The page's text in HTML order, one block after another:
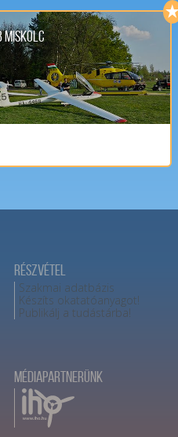
Miskolc
Részvétel
Szakmai adatbázis
Készíts okatatóanyagot!
Publikálj a tudástárba!
Médiapartnerünk